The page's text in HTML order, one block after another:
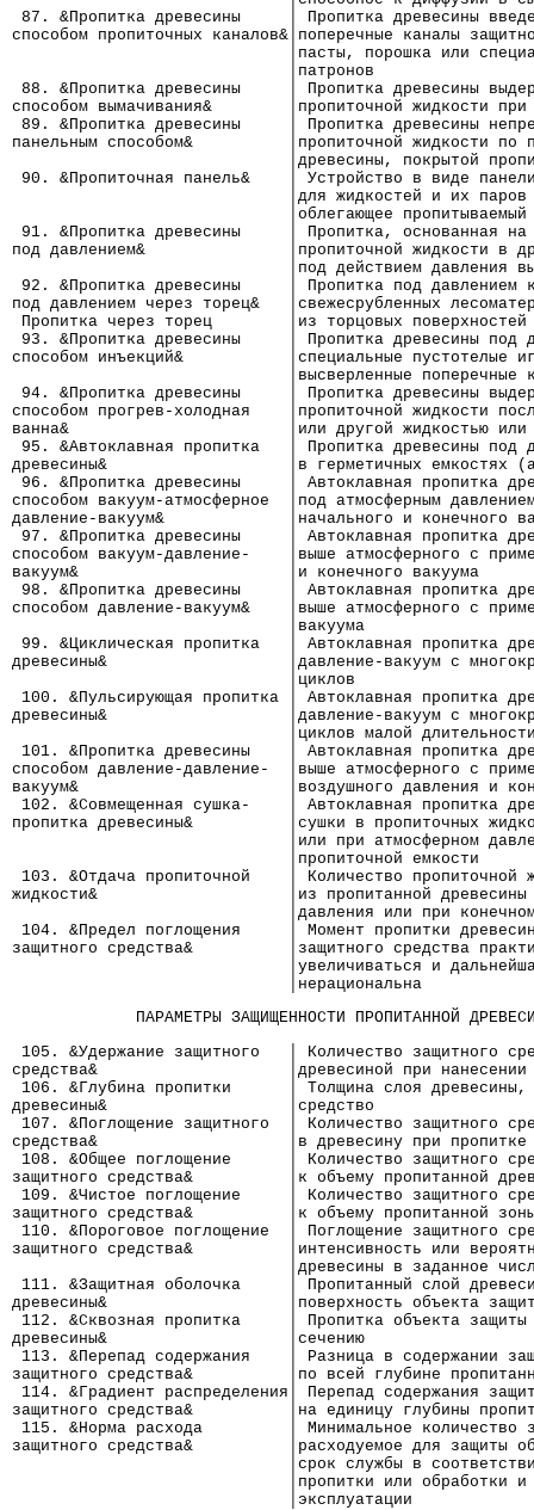
87. &Пропитка древесины     │ Пропитка древесины
способом пропиточных каналов&│поперечные каналы
│пасты, порошка или
                             │патронов
88. &Пропитка древесины     │ Пропитка древесины
способом вымачивания&        │пропиточной жидкости при
89. &Пропитка древесины     │ Пропитка древесины
панельным способом&          │пропиточной жидкости по
│древесины, покрытой
90. &Пропиточная панель&    │ Устройство в виде
│для жидкостей и их паров
│облегающее пропитываемый
91. &Пропитка древесины     │ Пропитка, основанная на
под давлением&               │пропиточной жидкости в
│под действием давления
92. &Пропитка древесины     │ Пропитка под давлением
под давлением через торец&   │свежесрубленных
Пропитка через торец        │из торцовых поверхностей
93. &Пропитка древесины     │ Пропитка древесины под
способом инъекций&           │специальные пустотелые
│высверленные поперечные
94. &Пропитка древесины     │ Пропитка древесины
способом прогрев-холодная    │пропиточной жидкости
ванна&                       │или другой жидкостью или
95. &Автоклавная пропитка   │ Пропитка древесины под
древесины&                   │в герметичных емкостях
96. &Пропитка древесины     │ Автоклавная пропитка
способом вакуум-атмосферное  │под атмосферным
давление-вакуум&             │начального и конечного
97. &Пропитка древесины     │ Автоклавная пропитка
способом вакуум-давление-    │выше атмосферного с
вакуум&                      │и конечного вакуума
98. &Пропитка древесины     │ Автоклавная пропитка
способом давление-вакуум&    │выше атмосферного с
                             │вакуума
99. &Циклическая пропитка   │ Автоклавная пропитка
древесины&                   │давление-вакуум с
                             │циклов
100. &Пульсирующая пропитка │ Автоклавная пропитка
древесины&                   │давление-вакуум с
│циклов малой
101. &Пропитка древесины    │ Автоклавная пропитка
способом давление-давление-  │выше атмосферного с
вакуум&                      │воздушного давления и
102. &Совмещенная сушка-    │ Автоклавная пропитка
пропитка древесины&          │сушки в пропиточных
│или при атмосферном
                             │пропиточной емкости
103. &Отдача пропиточной    │ Количество пропиточной
жидкости&                    │из пропитанной древесины
│давления или при
104. &Предел поглощения     │ Момент пропитки
защитного средства&          │защитного средства
│увеличиваться и
                             │нерациональна
ПАРАМЕТРЫ ЗАЩИЩЕННОСТИ ПРОПИТАННОЙ
105. &Удержание защитного   │ Количество защитного
средства&                    │древесиной при нанесении
106. &Глубина пропитки      │ Толщина слоя древесины,
древесины&                   │средство
107. &Поглощение защитного  │ Количество защитного
средства&                    │в древесину при пропитке
108. &Общее поглощение      │ Количество защитного
защитного средства&          │к объему пропитанной
109. &Чистое поглощение     │ Количество защитного
защитного средства&          │к объему пропитанной
110. &Пороговое поглощение  │ Поглощение защитного
защитного средства&          │интенсивность или
│древесины в заданное
111. &Защитная оболочка     │ Пропитанный слой
древесины&                   │поверхность объекта
112. &Сквозная пропитка     │ Пропитка объекта защиты
древесины&                   │сечению
113. &Перепад содержания    │ Разница в содержании
защитного средства&          │по всей глубине
114. &Градиент распределения│ Перепад содержания
защитного средства&          │на единицу глубины
115. &Норма расхода         │ Минимальное количество
защитного средства&          │расходуемое для защиты
│срок службы в
│пропитки или обработки и
                             │эксплуатации